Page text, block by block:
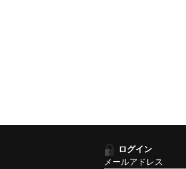
ログイン
メールアドレス